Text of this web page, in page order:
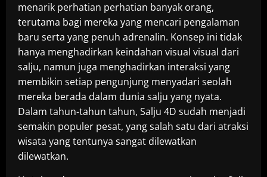
menarik perhatian perhatian banyak orang,
terutama bagi mereka yang mencari pengalaman
baru serta yang penuh adrenalin. Konsep ini tidak
hanya menghadirkan keindahan visual visual dari
salju, namun juga menghadirkan interaksi yang
membikin setiap pengunjung menyadari seolah
mereka berada dalam dunia salju yang nyata.
Dalam tahun-tahun tahun, Salju 4D sudah menjadi
semakin populer pesat, yang salah satu dari atraksi
wisata yang tentunya sangat dilewatkan
dilewatkan.